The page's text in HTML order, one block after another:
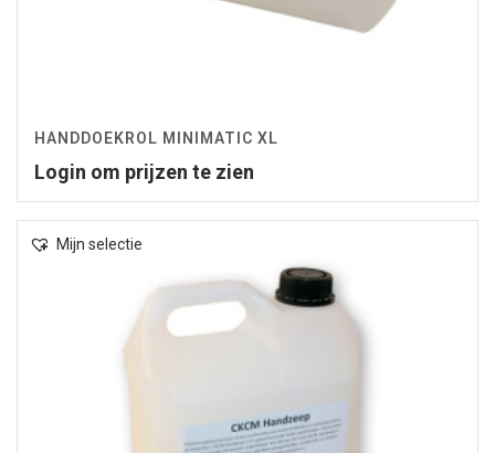
HANDDOEKROL MINIMATIC XL
Login om prijzen te zien
Mijn selectie